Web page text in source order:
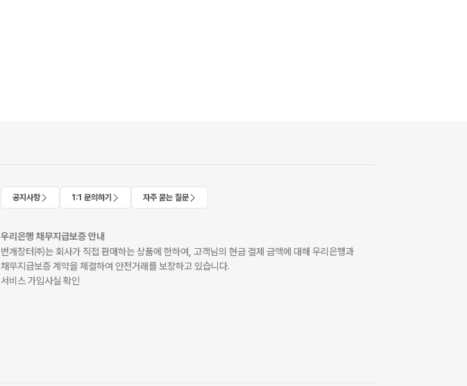
공지사항 1:1 문의하기 자주 묻는 질문
우리은행 채무지급보증 안내
번개장터㈜는 회사가 직접 판매하는 상품에 한하여, 고객님의 현금 결제 금액에 대해 우리은행과
채무지급보증 계약을 체결하여 안전거래를 보장하고 있습니다.
서비스 가입사실 확인